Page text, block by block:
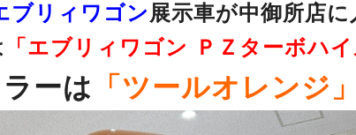
ブリィワゴン展示車が中御所店
「エブリィワゴン ＰＺターボハ
ーは 「ツールオレンジ」